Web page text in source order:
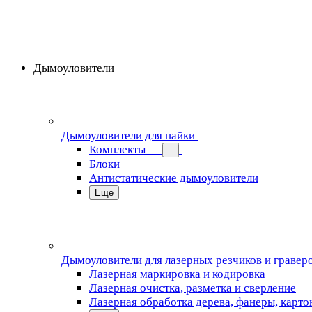
Дымоуловители
Дымоуловители для пайки
Комплекты
Блоки
Антистатические дымоуловители
Еще
Дымоуловители для лазерных резчиков и
Лазерная маркировка и кодировка
Лазерная очистка, разметка и сверление
Лазерная обработка дерева, фанеры,